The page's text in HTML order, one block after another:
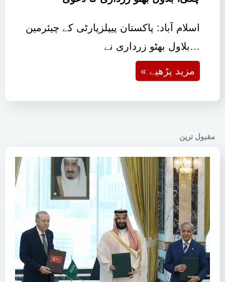
اسلام آباد: پاکستان پیپلزپارٹی کے چیئرمین
بلاول بھٹو زرداری نے…
« مزید پڑھیے
مقبول ترین